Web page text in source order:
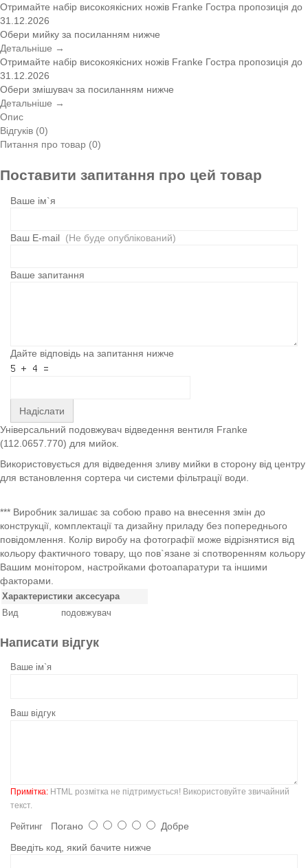
Отримайте набір високоякісних ножів Franke Гостра пропозиція до
31.12.2026
Обери мийку за посиланням нижче
Детальніше →
Отримайте набір високоякісних ножів Franke Гостра пропозиція до
31.12.2026
Обери змішувач за посиланням нижче
Детальніше →
Опис
Відгуків (0)
Питання про товар (0)
Поставити запитання про цей товар
Ваше ім`я
Ваш E-mail (Не буде опублікований)
Ваше запитання
Дайте відповідь на запитання нижче
Надіслати
Універсальний подовжувач відведення вентиля Franke
(112.0657.770) для мийок.
Використовується для відведення зливу мийки в сторону від центру
для встановлення сортера чи системи фільтрації води.
*** Виробник залишає за собою право на внесення змін до
конструкції, комплектації та дизайну приладу без попереднього
повідомлення. Колір виробу на фотографії може відрізнятися від
кольору фактичного товару, що пов`язане зі спотворенням кольору
Вашим монітором, настройками фотоапаратури та іншими
факторами.
Характеристики аксесуара
Вид
подовжувач
Написати відгук
Ваше ім`я
Ваш відгук
Примітка: HTML розмітка не підтримується! Використовуйте звичайний
текст.
Рейтинг Погано
Добре
Введіть код, який бачите нижче